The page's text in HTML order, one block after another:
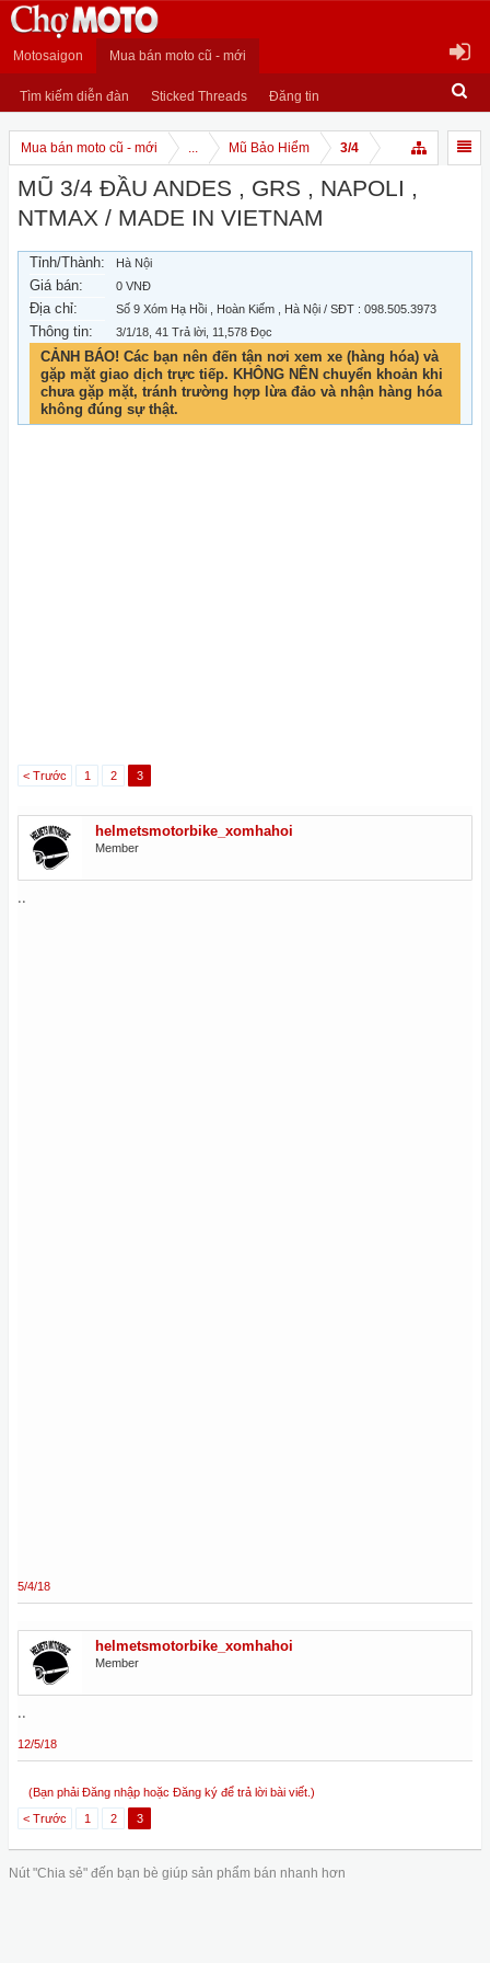
Motosaigon Mua bán moto cũ - mới
Tìm kiếm diễn đàn Sticked Threads Đăng tin
Mua bán moto cũ - mới ... Mũ Bảo Hiểm 3/4
MŨ 3/4 ĐẦU ANDES , GRS , NAPOLI ,
NTMAX / MADE IN VIETNAM
Tỉnh/Thành: Hà Nội
Giá bán: 0 VNĐ
Địa chỉ: Số 9 Xóm Hạ Hồi , Hoàn Kiếm , Hà Nội / SĐT : 098.505.3973
Thông tin: 3/1/18 , 41 Trả lời, 11,578 Đọc
CẢNH BÁO! Các bạn nên đến tận nơi xem xe (hàng hóa) và
gặp mặt giao dịch trực tiếp. KHÔNG NÊN chuyển khoản khi
chưa gặp mặt, tránh trường hợp lừa đảo và nhận hàng hóa
không đúng sự thật.
< Trước 1 2 3
helmetsmotorbike_xomhahoi
Member
..
5/4/18
helmetsmotorbike_xomhahoi
Member
..
12/5/18
(Bạn phải Đăng nhập hoặc Đăng ký để trả lời bài viết.)
< Trước
1 2 3
Nút "Chia sẻ" đến bạn bè giúp sản phẩm bán nhanh hơn